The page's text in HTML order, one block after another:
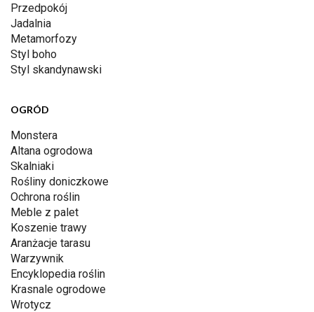
Przedpokój
Jadalnia
Metamorfozy
Styl boho
Styl skandynawski
OGRÓD
Monstera
Altana ogrodowa
Skalniaki
Rośliny doniczkowe
Ochrona roślin
Meble z palet
Koszenie trawy
Aranżacje tarasu
Warzywnik
Encyklopedia roślin
Krasnale ogrodowe
Wrotycz